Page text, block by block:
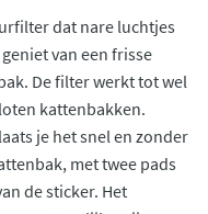
dat nare luchtjes
van een frisse
De filter werkt tot wel
kattenbakken.
je het snel en zonder
met twee pads
de sticker. Het